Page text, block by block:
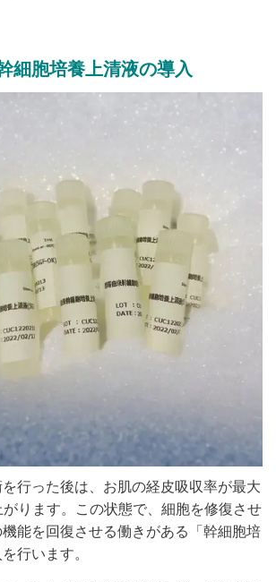
細胞培養上清液の導入
行った後は、お肌の経皮吸収率が最大
ります。この状態で、細胞を修復させ
能を回復させる働きがある「幹細胞培
行います。